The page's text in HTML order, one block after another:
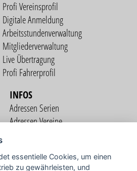
Profi Vereinsprofil
Digitale Anmeldung
Arbeitsstundenverwaltung
Mitgliederverwaltung
Live Übertragung
Profi Fahrerprofil
INFOS
Adressen Serien
Adressen Vereine
essentielle Cookies, um einen
zu gewährleisten, und